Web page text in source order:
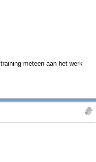
meteen aan het werk